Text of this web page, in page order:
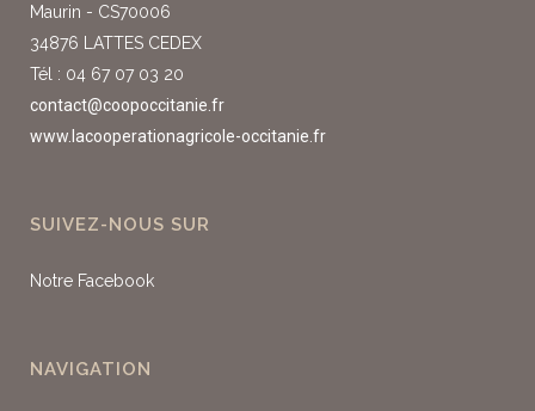
Maurin - CS70006
34876 LATTES CEDEX
Tél : 04 67 07 03 20
contact@coopoccitanie.fr
www.lacooperationagricole-occitanie.fr
SUIVEZ-NOUS SUR
Notre Facebook
NAVIGATION